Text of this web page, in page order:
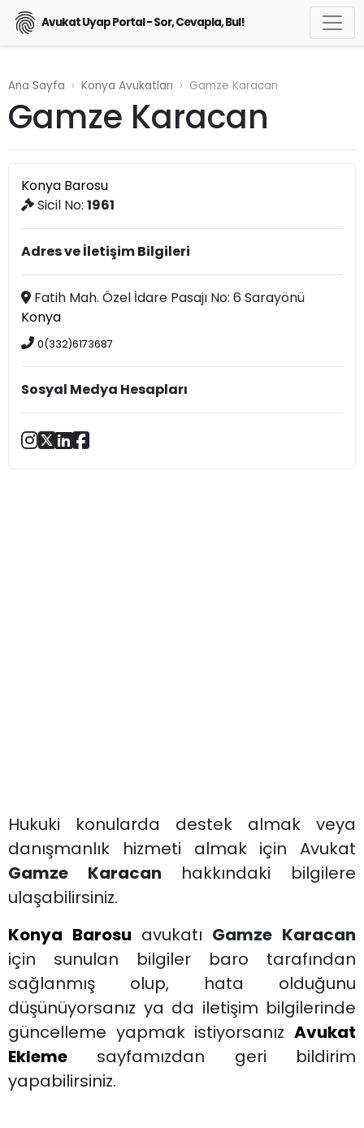
Avukat Uyap Portal - Sor, Cevapla, Bul!
Ana Sayfa Konya Avukatları Gamze Karacan
Gamze Karacan
Konya Barosu
Sicil No:1961
Adres ve İletişim Bilgileri
Fatih Mah. Özel İdare Pasajı No: 6 Sarayönü
Konya
0(332)6173687
Sosyal Medya Hesapları
Hukuki konularda destek almak veya
danışmanlık hizmeti almak için Avukat
Gamze Karacan hakkındaki bilgilere
ulaşabilirsiniz.
Konya Barosu avukatı Gamze Karacan
için sunulan bilgiler baro tarafından
sağlanmış olup, hata olduğunu
düşünüyorsanız ya da iletişim bilgilerinde
güncelleme yapmak istiyorsanız Avukat
Ekleme sayfamızdan geri bildirim
yapabilirsiniz.